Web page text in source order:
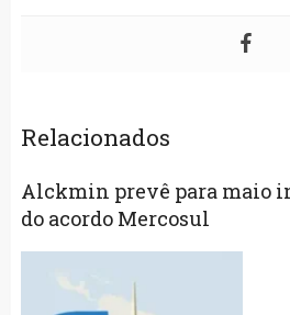
Relacionados
Alckmin prevê para maio
do acordo Mercosul